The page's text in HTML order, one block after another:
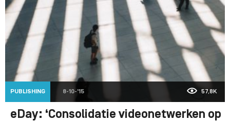
PUBLISHING 8-10-'15 57,8K
eDay: ‘Consolidatie videonetwerken op